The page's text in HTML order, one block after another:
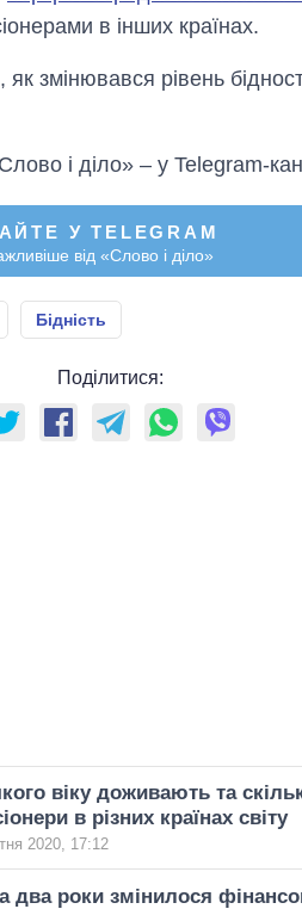
в інших країнах.
змінювався рівень
і діло» – у Telegram-
У TELEGRAM
від «Слово і діло»
Бідність
Поділитися:
віку доживають та
в різних країнах світу
2020, 17:12
два роки змінилося